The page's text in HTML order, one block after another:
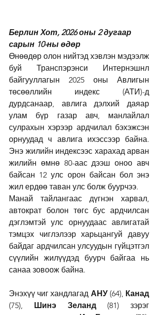
Берлин Хот, 2026 оны 2 дугаар
сарын 10-ны өдөр
Өнөөдөр олон нийтэд хэвлэн мэдээлж
буй Транспэрэнси Интернэшнл
байгууллагын 2025 оны Авлигын
төсөөллийн индекс (АТИ)-д
дурдсанаар, авлига дэлхий даяар
улам бүр газар авч, манлайлал
сулрахын хэрээр ардчилал бэхэжсэн
орнуудад ч авлига ихэссээр байна.
Энэ жилийн индексээс харахад арван
жилийн өмнө 80-аас дээш оноо авч
байсан 12 улс орон байсан бол энэ
жил ердөө таван улс болж буурчээ.
Манай тайлангаас дүгнэн харвал,
автократ болон төгс бус ардчилсан
дэглэмтэй улс орнуудаас авлигатай
тэмцэх чиглэлээр харьцангуй давуу
байдаг ардчилсан улсуудын гүйцэтгэл
сүүлийн жилүүдэд буурч байгаа нь
санаа зовоож байна.
Энэхүү чиг хандлагад АНУ (64), Канад
(75), Шинэ Зеланд (81) зэрэг